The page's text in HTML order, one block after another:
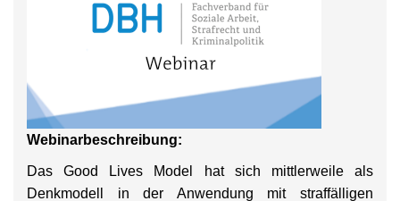
Webinarbeschreibung:
Das Good Lives Model hat sich mittlerweile als
Denkmodell in der Anwendung mit straffälligen